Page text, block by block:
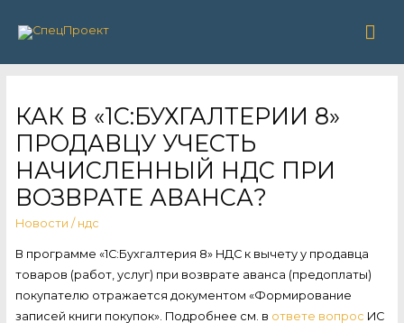
КАК В «1С:БУХГАЛТЕРИИ 8»
ПРОДАВЦУ УЧЕСТЬ
НАЧИСЛЕННЫЙ НДС ПРИ
ВОЗВРАТЕ АВАНСА?
Новости / ндс
В программе «1С:Бухгалтерия 8» НДС к вычету у продавца
товаров (работ, услуг) при возврате аванса (предоплаты)
покупателю отражается документом «Формирование
записей книги покупок». Подробнее см. в ответе вопрос ИС